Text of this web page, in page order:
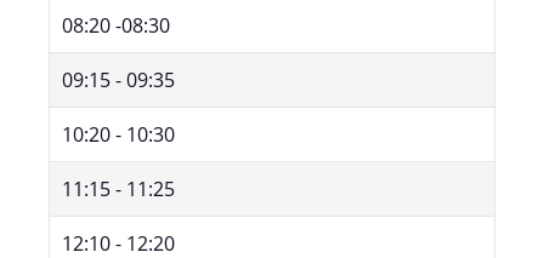
08:20 -08:30
09:15 - 09:35
10:20 - 10:30
11:15 - 11:25
12:10 - 12:20